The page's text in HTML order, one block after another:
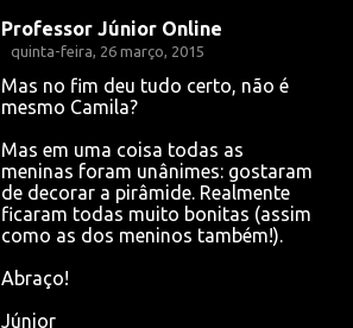
Professor Júnior Online
quinta-feira, 26 março, 2015
Mas no fim deu tudo certo, não é
mesmo Camila?
Mas em uma coisa todas as
meninas foram unânimes: gostaram
de decorar a pirâmide. Realmente
ficaram todas muito bonitas (assim
como as dos meninos também!).
Abraço!
Júnior